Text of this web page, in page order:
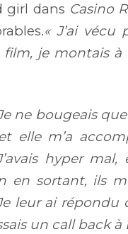
girl dans Casino
« J’ai
je montais à
ne bougeais que
elle m’a
hyper mal,
en sortant, ils
leur ai répondu
un call back à